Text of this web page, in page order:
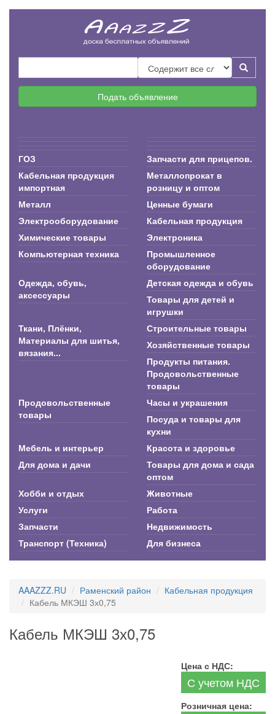
Подать объявление
ГОЗ
Запчасти для прицепов.
Кабельная продукция
импортная
Металлопрокат в
розницу и оптом
Металл
Ценные бумаги
Электрооборудование
Кабельная продукция
Химические товары
Электроника
Компьютерная техника
Промышленное
оборудование
Одежда, обувь,
аксессуары
Детская одежда и обувь
Товары для детей и
игрушки
Ткани, Плёнки,
Материалы для шитья,
вязания...
Строительные товары
Хозяйственные товары
Продукты питания.
Продовольственные
товары
Продовольственные
товары
Часы и украшения
Посуда и товары для
кухни
Мебель и интерьер
Красота и здоровье
Для дома и дачи
Товары для дома и сада
оптом
Хобби и отдых
Животные
Услуги
Работа
Запчасти
Недвижимость
Транспорт (Техника)
Для бизнеса
AAAZZZ.RU Раменский район
Кабельная продукция
Кабель МКЭШ 3х0,75
Кабель МКЭШ 3х0,75
Цена с НДС:
С учетом НДС
Розничная цена: